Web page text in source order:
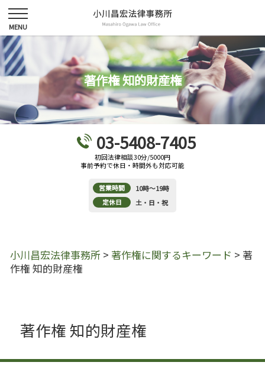
著作権 知的財産権
03-5408-7405
初回法律相談30分/5000円
事前予約で休日・時間外も対応可能
営業時間
10時～19時
定休日
土・日・祝
小川昌宏法律事務所 > 著作権に関するキーワード > 著
作権 知的財産権
著作権 知的財産権